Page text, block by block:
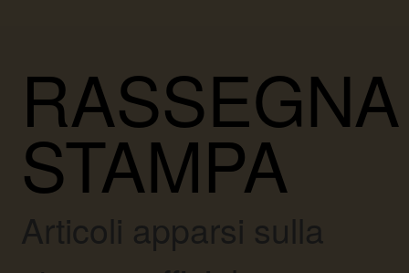
RASSEGNA
STAMPA
Articoli apparsi sulla